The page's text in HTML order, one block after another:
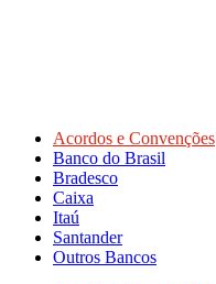
Acordos e Convenções
Banco do Brasil
Bradesco
Caixa
Itaú
Santander
Outros Bancos